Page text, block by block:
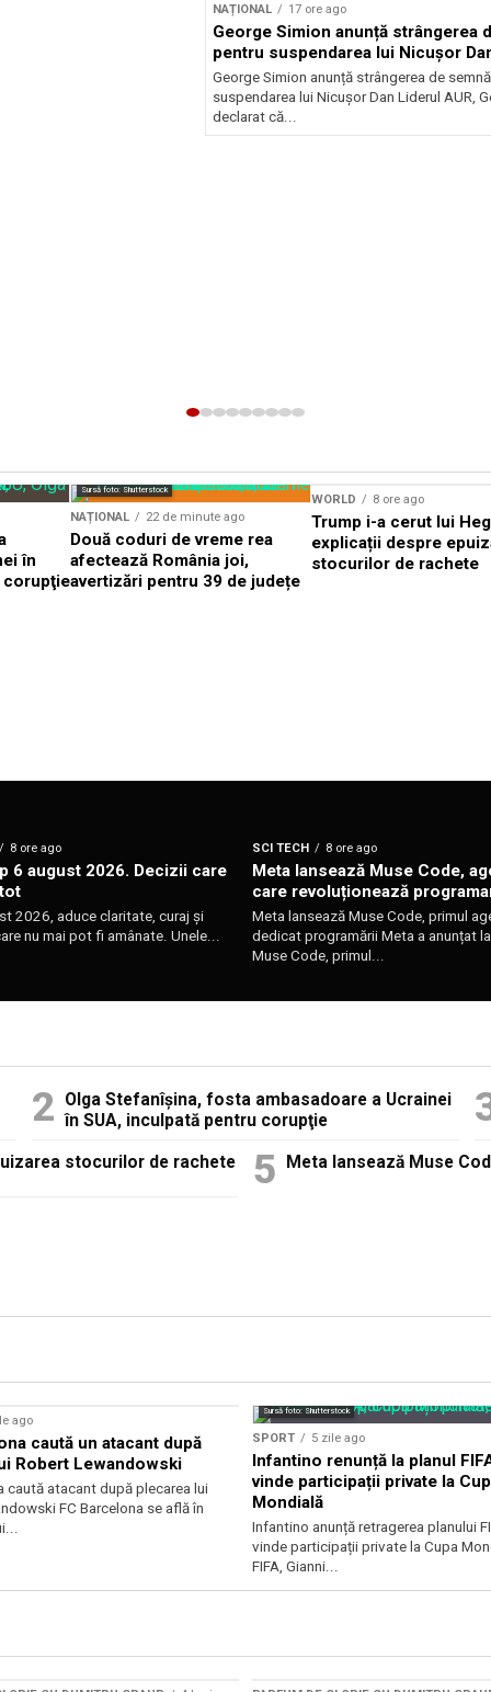
NAȚIONAL 17 ore ago
George Simion anunță strângerea
pentru suspendarea lui Nicușor
George Simion anunță strângerea de
suspendarea lui Nicușor Dan Liderul AUR,
declarat că...
în
corupţie
Sursă foto: Shutterstock
NAȚIONAL 22 de minute ago
Două coduri de vreme rea
afectează România joi,
avertizări pentru 39 de județe
WORLD 8 ore ago
Trump i-a cerut lui
explicații despre
stocurilor de rachete
8 ore ago
6 august 2026. Decizii care
2026, aduce claritate, curaj și
nu mai pot fi amânate. Unele...
SCI TECH 8 ore ago
Meta lansează Muse Code,
care revoluționează
Meta lansează Muse Code, primul
dedicat programării Meta a anunțat
Muse Code, primul...
Olga Stefanîşina, fosta ambasadoare a Ucrainei
în SUA, inculpată pentru corupţie
stocurilor de rachete
Meta lansează Muse
ago
caută un atacant după
Robert Lewandowski
caută atacant după plecarea lui
FC Barcelona se află în
Sursă foto: Shutterstock
SPORT 5 zile ago
Infantino renunță la planul
vinde participații private la
Mondială
Infantino anunță retragerea planului
vinde participații private la Cupa
FIFA, Gianni...